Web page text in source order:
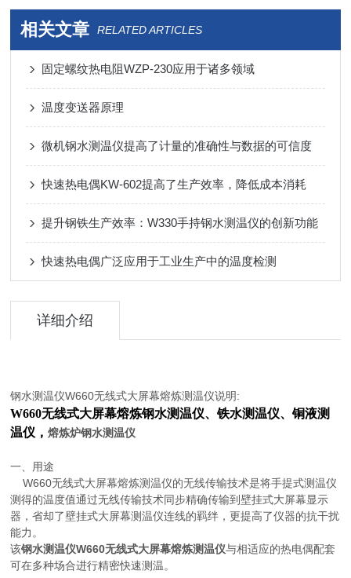
相关文章 RELATED ARTICLES
固定螺纹热电阻WZP-230应用于诸多领域
温度变送器原理
微机钢水测温仪提高了计量的准确性与数据的可信度
快速热电偶KW-602提高了生产效率，降低成本消耗
提升钢铁生产效率：W330手持钢水测温仪的创新功能
快速热电偶广泛应用于工业生产中的温度检测
详细介绍
钢水测温仪W660无线式大屏幕熔炼测温仪说明:
W660无线式大屏幕熔炼钢水测温仪、铁水测温仪、铜液测
温仪，熔炼炉钢水测温仪
一、用途
W660无线式大屏幕熔炼测温仪的无线传输技术是将手提式测温仪
测得的温度值通过无线传输技术同步精确传输到壁挂式大屏幕显示
器，省却了壁挂式大屏幕测温仪连线的羁绊，更提高了仪器的抗干扰
能力。
该钢水测温仪W660无线式大屏幕熔炼测温仪与相适应的热电偶配套
可在多种场合进行精密快速测温。